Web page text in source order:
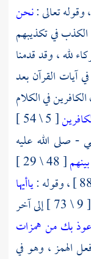
تعالى :نحن
في تكذيبهم
لله ، وقد قدمنا
آيات القرآن بعد
في الكلام
[ 5 \ 54 ]
- صلى الله عليه
[ 48 \ 29 ]
ياأيها
[ 9 \ 73 ] إلى آخر
بك من همزات
الهمز ، وهو في